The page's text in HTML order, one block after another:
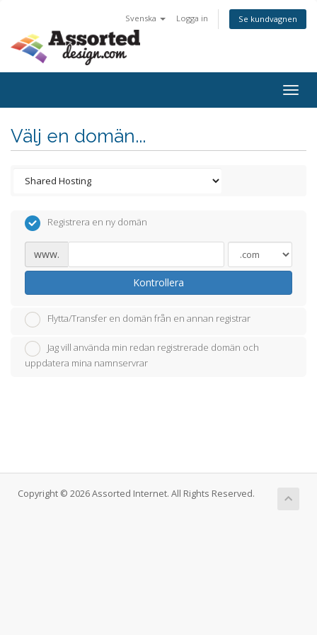
Svenska Logga in Se kundvagnen
Välj en domän...
Registrera en ny domän
www.
Kontrollera
Flytta/Transfer en domän från en annan registrar
Jag vill använda min redan registrerade domän och
uppdatera mina namnservrar
Copyright © 2026 Assorted Internet. All Rights Reserved.